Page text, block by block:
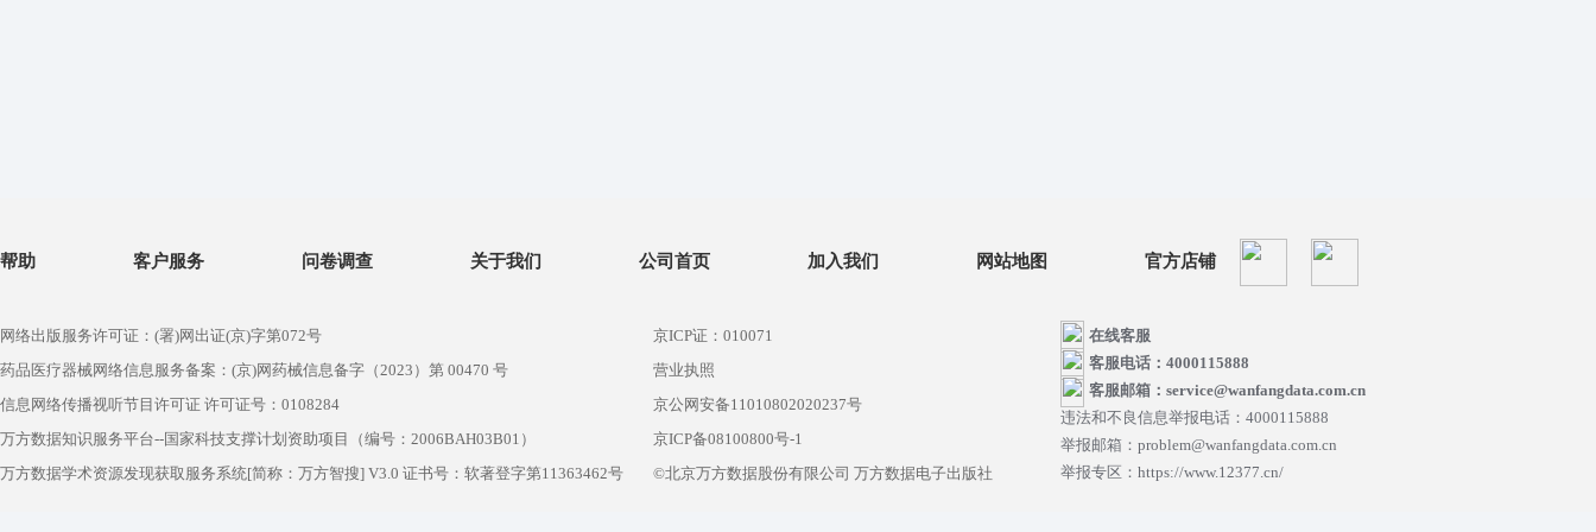
帮助 客户服务 问卷调查 关于我们 公司首页 加入我们 网站地图 官方店铺
网络出版服务许可证：(署)网出证(京)字第072号
药品医疗器械网络信息服务备案：(京)网药械信息备字（2023）第 00470 号
信息网络传播视听节目许可证 许可证号：0108284
万方数据知识服务平台--国家科技支撑计划资助项目（编号：2006BAH03B01）
万方数据学术资源发现获取服务系统[简称：万方智搜] V3.0 证书号：软著登字第11363462号
京ICP证：010071
营业执照
京公网安备11010802020237号
京ICP备08100800号-1
©北京万方数据股份有限公司 万方数据电子出版社
在线客服
客服电话：4000115888
客服邮箱：service@wanfangdata.com.cn
违法和不良信息举报电话：4000115888
举报邮箱：problem@wanfangdata.com.cn
举报专区：https://www.12377.cn/